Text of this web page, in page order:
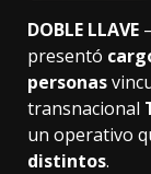
DOBLE LLAVE
presentó
personas
transnacional
un operativo
distintos.